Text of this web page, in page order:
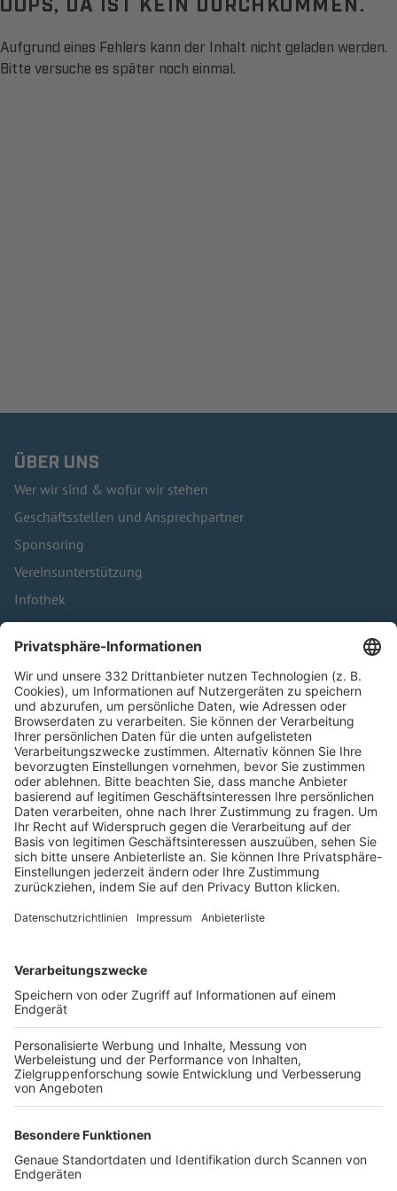
Aufgrund eines Fehlers kann der Inhalt nicht geladen werden.
Bitte versuche es später noch einmal.
ÜBER UNS
Wer wir sind & wofür wir stehen
Geschäftsstellen und Ansprechpartner
Sponsoring
Vereinsunterstützung
Infothek
Kontakt
HÄUFIG BESUCHTE SEITEN
Pässe und Vereinswechsel
Trainerausbildung
Schulungsangebot Vereinsmitarbeiter
BFV-Geschäftsstellen
Trainerbörse
Login SpielPlus
FOLGE DEM BFV
TOP-VEREINE
TOP-PARTNER